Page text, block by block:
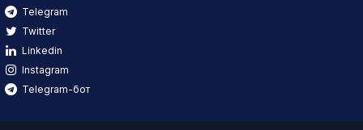
Telegram
Twitter
Linkedin
Instagram
Telegram-бот